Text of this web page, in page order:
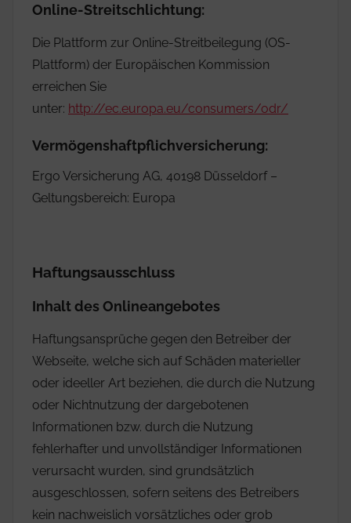
Online-Streitschlichtung:
Die Plattform zur Online-Streitbeilegung (OS-
Plattform) der Europäischen Kommission
erreichen Sie
unter: http://ec.europa.eu/consumers/odr/
Vermögenshaftpflichversicherung:
Ergo Versicherung AG, 40198 Düsseldorf –
Geltungsbereich: Europa
Haftungsausschluss
Inhalt des Onlineangebotes
Haftungsansprüche gegen den Betreiber der
Webseite, welche sich auf Schäden materieller
oder ideeller Art beziehen, die durch die Nutzung
oder Nichtnutzung der dargebotenen
Informationen bzw. durch die Nutzung
fehlerhafter und unvollständiger Informationen
verursacht wurden, sind grundsätzlich
ausgeschlossen, sofern seitens des Betreibers
kein nachweislich vorsätzliches oder grob